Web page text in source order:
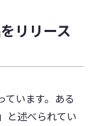
リリース
ています。ある
と述べられてい